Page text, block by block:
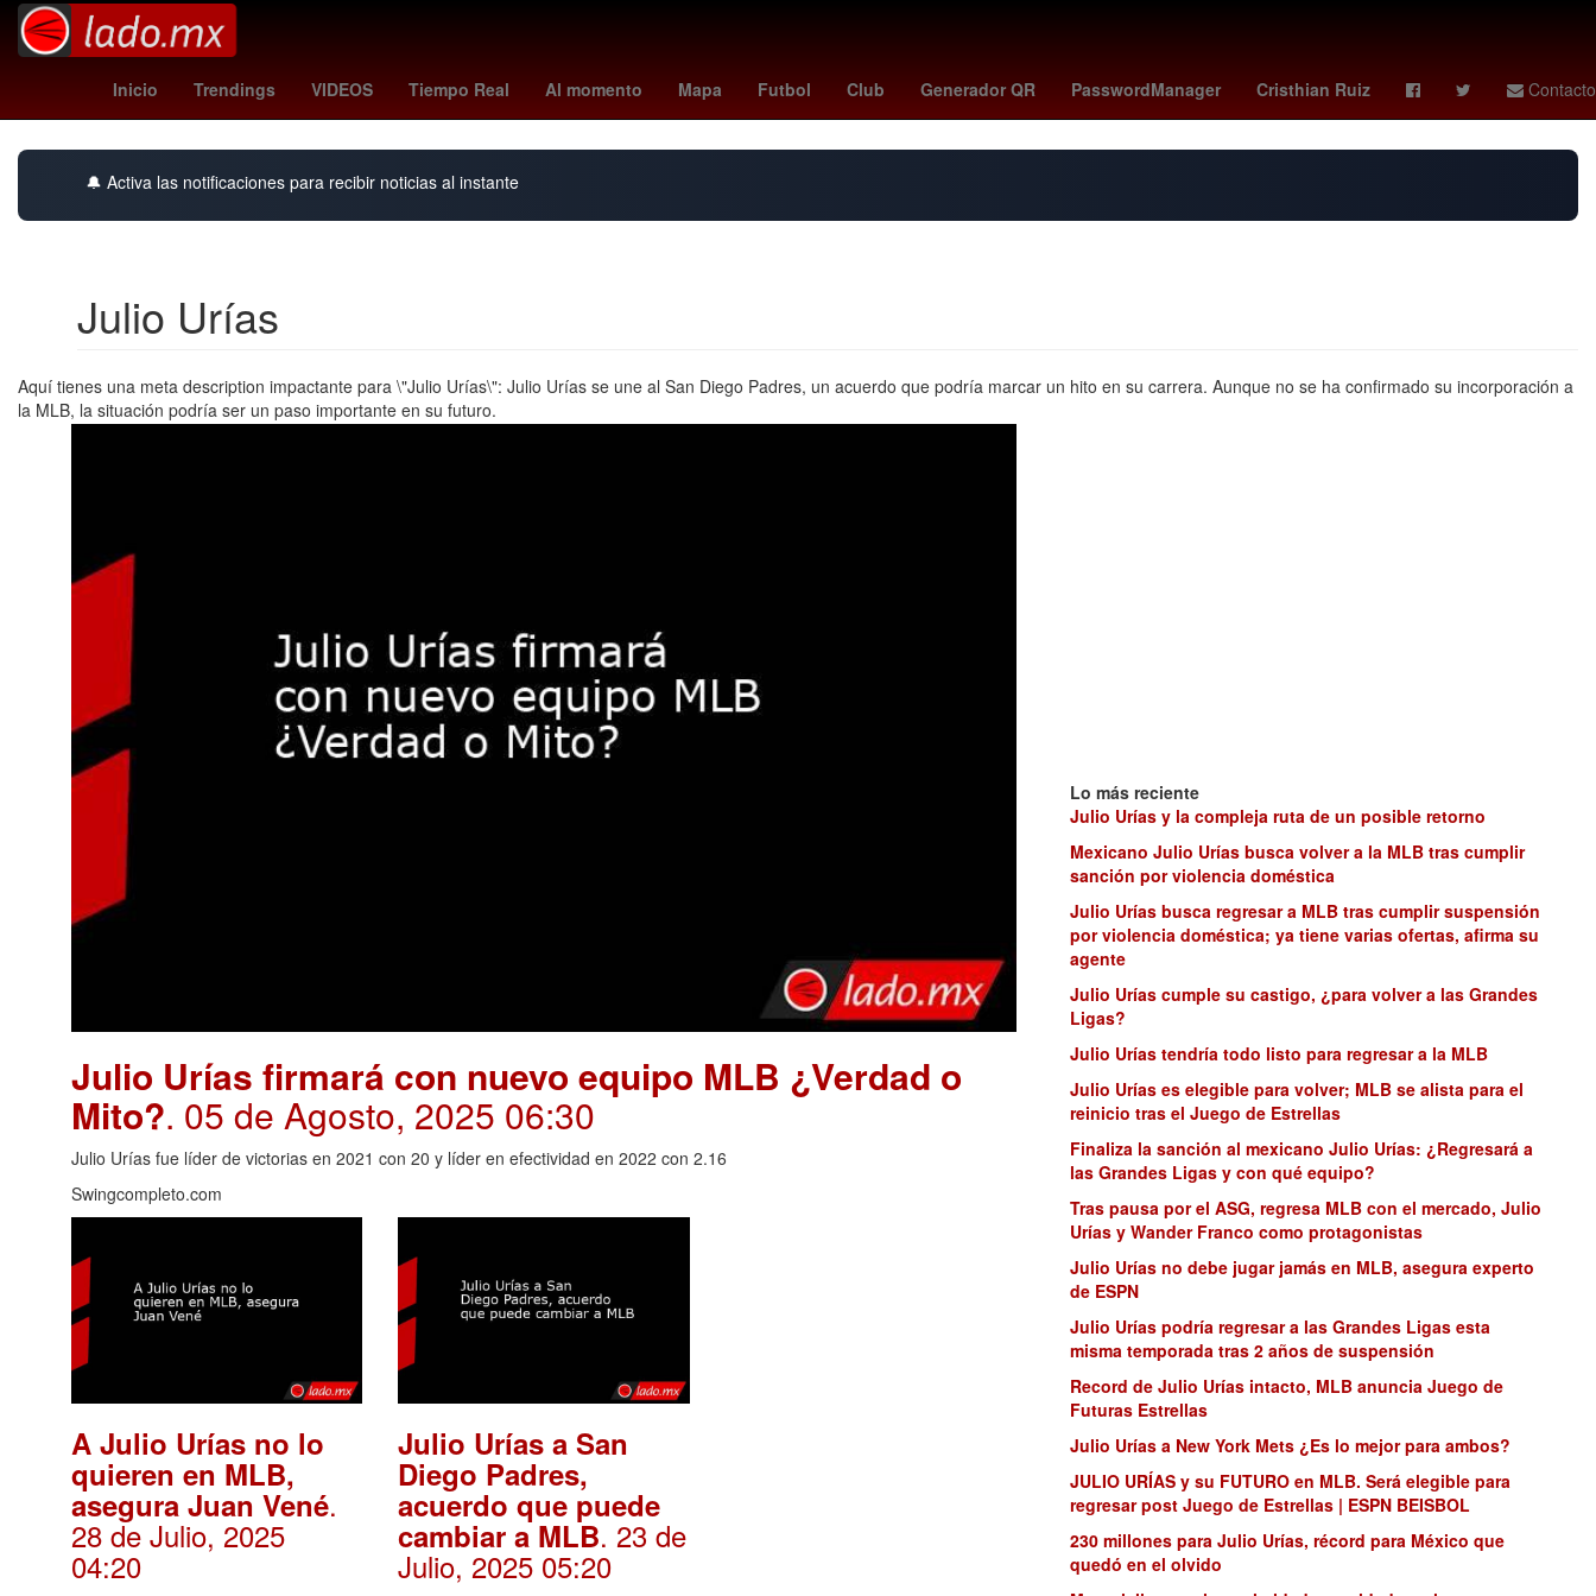
Inicio Trendings VIDEOS Tiempo Real Al momento Mapa Futbol Club Generador QR PasswordManager Cristhian Ruiz Contacto
padres - angels cartelera wrestlemania 42 The Weeknd adriano trick williams finn balor palencia rhea ripley bloqueos carreteras hoy manuel capasso
🔔 Activa las notificaciones para recibir noticias al instante
Julio Urías
Aquí tienes una meta description impactante para \"Julio Urías\": Julio Urías se une al San Diego Padres, un acuerdo que podría marcar un hito en su carrera. Aunque no se ha confirmado su incorporación a
la MLB, la situación podría ser un paso importante en su futuro.
Julio Urías firmará con nuevo equipo MLB ¿Verdad o
Mito?. 05 de Agosto, 2025 06:30
Julio Urías fue líder de victorias en 2021 con 20 y líder en efectividad en 2022 con 2.16
Swingcompleto.com
A Julio Urías no lo
quieren en MLB,
asegura Juan Vené.
28 de Julio, 2025
04:20
Julio Urías a San
Diego Padres,
acuerdo que puede
cambiar a MLB. 23 de
Julio, 2025 05:20
Lo más reciente
Julio Urías y la compleja ruta de un posible retorno
Mexicano Julio Urías busca volver a la MLB tras cumplir
sanción por violencia doméstica
Julio Urías busca regresar a MLB tras cumplir suspensión
por violencia doméstica; ya tiene varias ofertas, afirma su
agente
Julio Urías cumple su castigo, ¿para volver a las Grandes
Ligas?
Julio Urías tendría todo listo para regresar a la MLB
Julio Urías es elegible para volver; MLB se alista para el
reinicio tras el Juego de Estrellas
Finaliza la sanción al mexicano Julio Urías: ¿Regresará a
las Grandes Ligas y con qué equipo?
Tras pausa por el ASG, regresa MLB con el mercado, Julio
Urías y Wander Franco como protagonistas
Julio Urías no debe jugar jamás en MLB, asegura experto
de ESPN
Julio Urías podría regresar a las Grandes Ligas esta
misma temporada tras 2 años de suspensión
Record de Julio Urías intacto, MLB anuncia Juego de
Futuras Estrellas
Julio Urías a New York Mets ¿Es lo mejor para ambos?
JULIO URÍAS y su FUTURO en MLB. Será elegible para
regresar post Juego de Estrellas | ESPN BEISBOL
230 millones para Julio Urías, récord para México que
quedó en el olvido